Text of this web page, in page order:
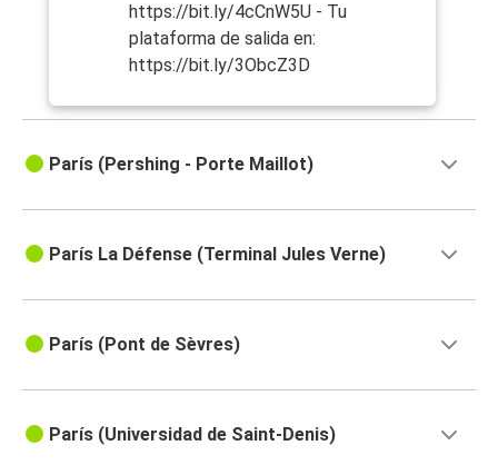
https://bit.ly/4cCnW5U - Tu
plataforma de salida en:
https://bit.ly/3ObcZ3D
París (Pershing - Porte Maillot)
París La Défense (Terminal Jules Verne)
París (Pont de Sèvres)
París (Universidad de Saint-Denis)